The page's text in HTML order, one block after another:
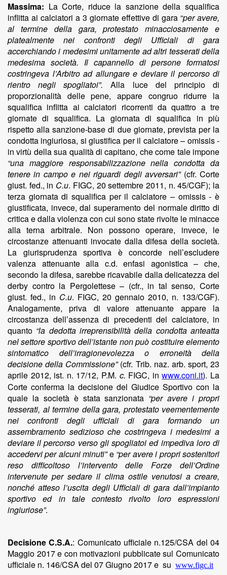
Massima: La Corte, riduce la sanzione della squalifica
inflitta ai calciatori a 3 giornate effettive di gara “per avere,
al termine della gara, protestato minacciosamente e
platealmente nei confronti degli Ufficiali di gara
accerchiando i medesimi unitamente ad altri tesserati della
medesima società. Il capannello di persone formatosi
costringeva l’Arbitro ad allungare e deviare il percorso di
rientro negli spogliatoi”.Alla luce del principio di
proporzionalità delle pene, appare congruo ridurre la
squalifica inflitta ai calciatori ricorrenti da quattro a tre
giornate di squalifica. La giornata di squalifica in più
rispetto alla sanzione-base di due giornate, prevista per la
condotta ingiuriosa, si giustifica per il calciatore – omissis -
in virtù della sua qualità di capitano, che come tale impone
“una maggiore responsabilizzazione nella condotta da
tenere in campo e nei riguardi degli avversari” (cfr. Corte
giust. fed., in C.u. FIGC, 20 settembre 2011, n. 45/CGF); la
terza giornata di squalifica per il calciatore – omissis - è
giustificata, invece, dal superamento del normale diritto di
critica e dalla violenza con cui sono state rivolte le minacce
alla terna arbitrale. Non possono operare, invece, le
circostanze attenuanti invocate dalla difesa della società.
La giurisprudenza sportiva è concorde nell’escludere
valenza attenuante alla c.d. enfasi agonistica – che,
secondo la difesa, sarebbe ricavabile dalla delicatezza del
derby contro la Pergolettese – (cfr., in tal senso, Corte
giust. fed., in C.u. FIGC, 20 gennaio 2010, n. 133/CGF).
Analogamente, priva di valore attenuante appare la
circostanza dell’assenza di precedenti del calciatore, in
quanto “la dedotta irreprensibilità della condotta anteatta
nel settore sportivo dell’istante non può costituire elemento
sintomatico dell’irragionevolezza o erroneità della
decisione della Commissione”(cfr. Trib. naz. arb. sport, 23
aprile 2012, ist. n. 17/12, P.M. c. FIGC, inwww.coni.it). La
Corte conferma la decisione del Giudice Sportivo con la
quale la società è stata sanzionata “per avere i propri
tesserati, al termine della gara, protestato veementemente
nei confronti degli ufficiali di gara formando un
assembramento sedizioso che costringeva i medesimi a
deviare il percorso verso gli spogliatoi ed impediva loro di
accedervi per alcuni minuti”e “per avere i propri sostenitori
reso difficoltoso l’intervento delle Forze dell’Ordine
intervenute per sedare il clima ostile venutosi a creare,
nonché atteso l’uscita degli Ufficiali di gara dall’impianto
sportivo ed in tale contesto rivolto loro espressioni
ingiuriose”.
Decisione C.S.A.: Comunicato ufficiale n.125/CSA del 04
Maggio 2017 e con motivazioni pubblicate sul Comunicato
ufficiale n. 146/CSA del 07 Giugno 2017 e su www.figc.it